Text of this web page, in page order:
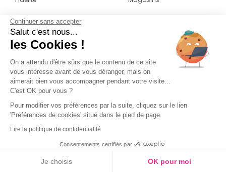
CONTACT
04 42 20 78 42
Du lundi au jeudi de 8h30 à 16h30 & le
vendredi de 8h30 à 15h30
Continuer sans accepter
Salut c'est nous...
les Cookies !
On a attendu d'être sûrs que le contenu de ce site
vous intéresse avant de vous déranger, mais on
aimerait bien vous accompagner pendant votre visite...
C'est OK pour vous ?
Pour modifier vos préférences par la suite, cliquez sur le lien
'Préférences de cookies' situé dans le pied de page.
Lire la politique de confidentialité
Consentements certifiés par
Je choisis OK pour moi